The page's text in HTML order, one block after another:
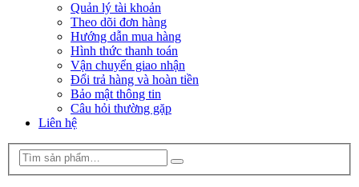
Quản lý tài khoản
Theo dõi đơn hàng
Hướng dẫn mua hàng
Hình thức thanh toán
Vận chuyển giao nhận
Đổi trả hàng và hoàn tiền
Bảo mật thông tin
Câu hỏi thường gặp
Liên hệ